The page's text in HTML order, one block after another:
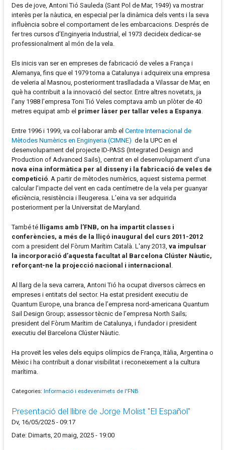
Des de jove, Antoni Tió Sauleda (Sant Pol de Mar, 1949) va mostrar
interès per la nàutica, en especial per la dinàmica dels vents i la seva
influència sobre el comportament de les embarcacions. Després de
fer tres cursos d’Enginyeria Industrial, el 1973 decideix dedicar-se
professionalment al món de la vela.
Els inicis van ser en empreses de fabricació de veles a França i
Alemanya, fins que el 1979 torna a Catalunya i adquireix una empresa
de veleria al Masnou, posteriorment traslladada a Vilassar de Mar, en
què ha contribuït a la innovació del sector. Entre altres novetats, ja
l'any 1988 l’empresa Toni Tió Veles comptava amb un plòter de 40
metres equipat amb el primer làser per tallar veles a Espanya
Entre 1996 i 1999, va col·laborar amb el Centre Internacional de
Mètodes Numèrics en Enginyeria (CIMNE) de la UPC en el
desenvolupament del projecte ID-PASS (Integrated Design and
Production of Advanced Sails), centrat en el desenvolupament d’una
nova eina informàtica per al disseny i la fabricació de veles de
competició . A partir de mètodes numèrics, aquest sistema permet
calcular l’impacte del vent en cada centímetre de la vela per guanyar
eficiència, resistència i lleugeresa. L’eina va ser adquirida
posteriorment per la Universitat de Maryland.
També té lligams amb l’FNB, on ha impartit classes i
conferències, a més de la lliçó inaugural del curs 2011-2012
com a president del Fòrum Marítim Català. L'any 2013, va impulsar
la incorporació d’aquesta facultat al Barcelona Clúster Nàutic,
reforçant-ne la projecció nacional i internacional
Al llarg de la seva carrera, Antoni Tió ha ocupat diversos càrrecs en
empreses i entitats del sector. Ha estat president executiu de
Quantum Europe, una branca de l’empresa nord-americana Quantum
Sail Design Group; assessor tècnic de l’empresa North Sails;
president del Fòrum Marítim de Catalunya, i fundador i president
executiu del Barcelona Clúster Nàutic.
Ha proveït les veles dels equips olímpics de França, Itàlia, Argentina o
Mèxic i ha contribuït a donar visibilitat i reconeixement a la cultura
marítima.
Categories: Informació i esdevenimets de l'FNB
Presentació del llibre de Jorge Molist "El Español"
Dv, 16/05/2025 - 09:17
Date: Dimarts, 20 maig, 2025 - 19:00